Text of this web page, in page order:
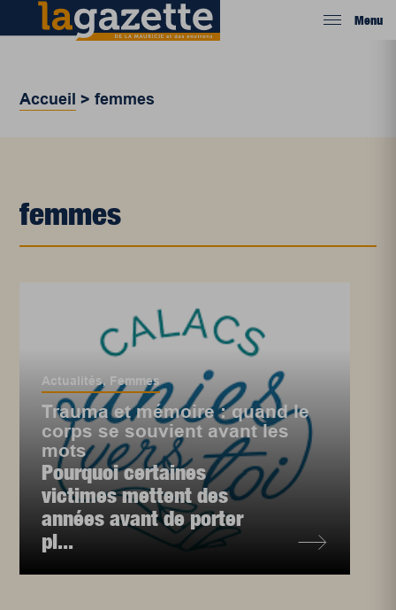
Menu
Accueil >femmes
femmes
Actualités, Femmes
Trauma et mémoire : quand le
corps se souvient avant les
mots
Pourquoi certaines
victimes mettent des
années avant de porter
pl...